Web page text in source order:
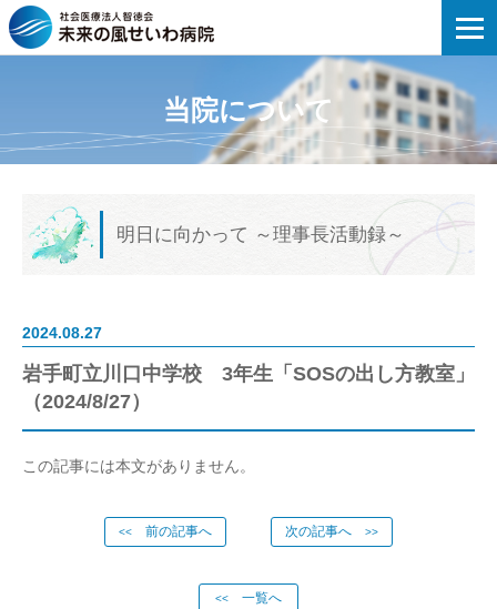
未来の風せいわ病院 | 岩手町立川口中
当院について
明日に向かって ～理事長活動録～
2024.08.27
岩手町立川口中学校 3年生「SOSの出し方教室」
（2024/8/27）
この記事には本文がありません。
<< 前の記事へ 次の記事へ >>
<< 一覧へ